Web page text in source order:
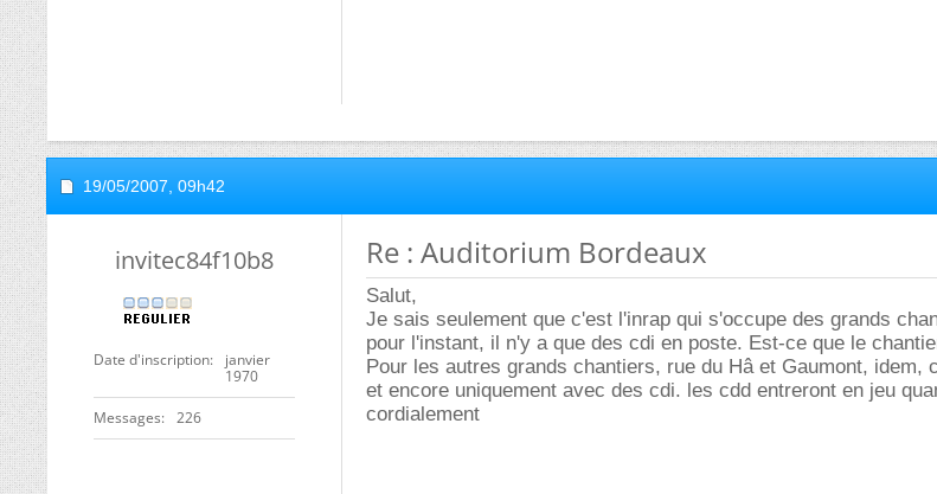
19/05/2007, 09h42
invitec84f10b8
Date d'inscription
janvier
1970
Messages 226
Re : Auditorium Bordeaux
Salut,
Je sais seulement que c'est l'inrap qui s'occupe des grands
pour l'instant, il n'y a que des cdi en poste. Est-ce que le
Pour les autres grands chantiers, rue du Hâ et Gaumont, idem,
et encore uniquement avec des cdi. les cdd entreront en jeu
cordialement